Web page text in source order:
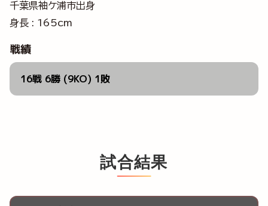
千葉県袖ケ浦市出身
身長 : 165cm
戦績
16戦 6勝 (9KO) 1敗
試合結果